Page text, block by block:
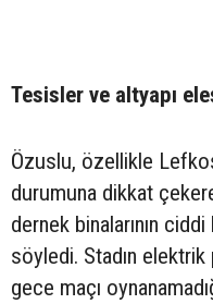
Tesisler ve altyapı
Özuslu, özellikle
durumuna dikkat
dernek binalarının ciddi
söyledi. Stadın
gece maçı